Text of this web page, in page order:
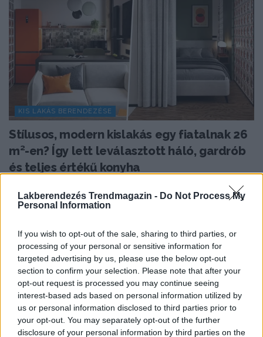
Lakberendezés Trendmagazin - Do Not Process My
Personal Information
If you wish to opt-out of the sale, sharing to third parties, or
processing of your personal or sensitive information for
targeted advertising by us, please use the below opt-out
section to confirm your selection. Please note that after your
opt-out request is processed you may continue seeing
interest-based ads based on personal information utilized by
us or personal information disclosed to third parties prior to
your opt-out. You may separately opt-out of the further
disclosure of your personal information by third parties on the
KIS LAKÁS BERENDEZÉSE
Stílusos, modern kislakás egy fiatalnak 26
m²-en? Így lett leválasztott háló, gardrób
és teljes értékű konyha
Mindössze 26 négyzetméteren kellett kialakítani egy
fiatal férfi számára olyan otthont, amelyben a kis
TOVÁBBIAK BETÖLTÉSE
Praktikus lakberendezési ötletek